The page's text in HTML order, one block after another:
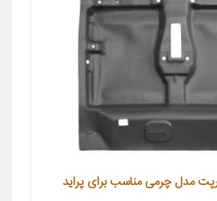
مدل چرمی مناسب برای پراید